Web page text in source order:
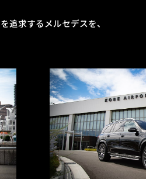
追求するメルセデスを、